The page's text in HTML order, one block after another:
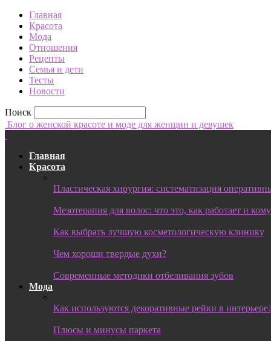
Главная
Красота
Мода
Отношения
Рецепты
Семья и дети
Тесты
Новости
Поиск
Блог о женской красоте и моде для женщин и девушек
Главная
Красота
Пластическая хирургия: систематизация
Мезотерапия для волос: что это, как работает и
Как выбрать лучшую косметологическую клинику
Чем хороши твердые духи?
Современные методики отбеливания зубов
Мода
Как используются декоративные рейки в
Плюсы и минусы паркета